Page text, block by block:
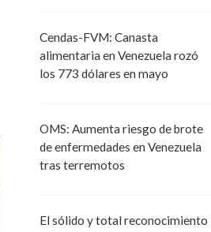
Cendas-FVM: Canasta
alimentaria en Venezuela rozó
los 773 dólares en mayo
OMS: Aumenta riesgo de brote
de enfermedades en Venezuela
tras terremotos
El sólido y total reconocimiento